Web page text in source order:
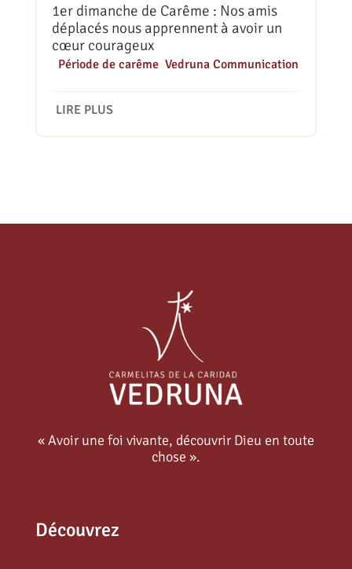
1er dimanche de Carême : Nos amis
déplacés nous apprennent à avoir un
cœur courageux
Période de carême, Vedruna Communication
LIRE PLUS
« Avoir une foi vivante, découvrir Dieu en toute
chose ».
Découvrez